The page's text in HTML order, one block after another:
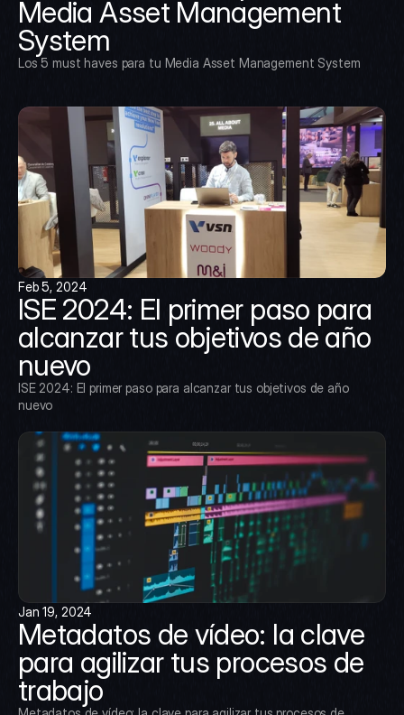
Media Asset Management
System
Los 5 must haves para tu Media Asset Management System
Feb 5, 2024
ISE 2024: El primer paso para
alcanzar tus objetivos de año
nuevo
ISE 2024: El primer paso para alcanzar tus objetivos de año
nuevo
Jan 19, 2024
Metadatos de vídeo: la clave
para agilizar tus procesos de
trabajo